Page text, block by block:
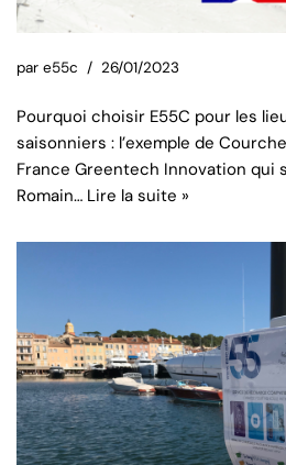
par e55c 26/01/2023
Pourquoi choisir E55C pour les
saisonniers : l’exemple de
France Greentech Innovation qui
Romain… Lire la suite »